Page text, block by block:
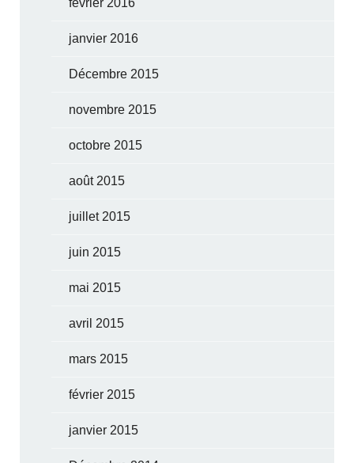
janvier 2016
Décembre 2015
novembre 2015
octobre 2015
août 2015
juillet 2015
juin 2015
mai 2015
avril 2015
mars 2015
février 2015
janvier 2015